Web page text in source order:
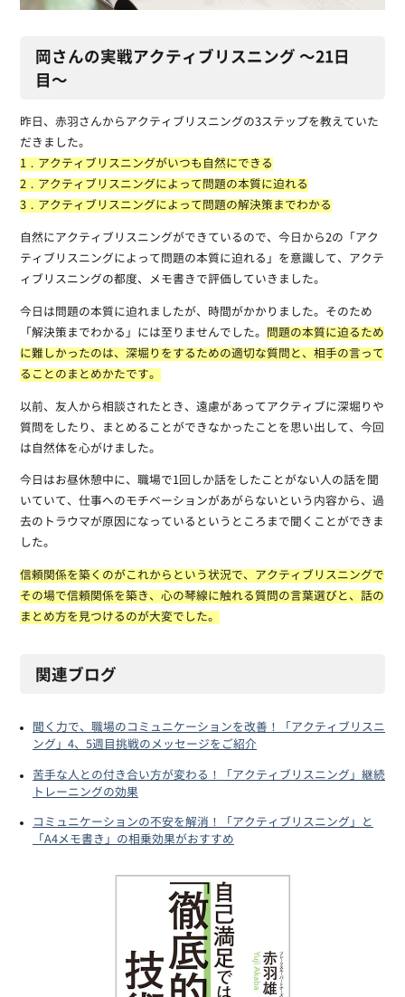
岡さんの実戦アクティブリスニング 〜21日
目〜
昨日、赤羽さんからアクティブリスニングの3ステップを教えていた
だきました。
1．アクティブリスニングがいつも自然にできる
2．アクティブリスニングによって問題の本質に迫れる
3．アクティブリスニングによって問題の解決策までわかる
自然にアクティブリスニングができているので、今日から2の「アク
ティブリスニングによって問題の本質に迫れる」を意識して、アクテ
ィブリスニングの都度、メモ書きで評価していきました。
今日は問題の本質に迫れましたが、時間がかかりました。そのため
「解決策までわかる」には至りませんでした。
問題の本質に迫るため
に難しかったのは、深堀りをするための適切な質問と、相手の言って
ることのまとめかたです。
以前、友人から相談されたとき、遠慮があってアクティブに深堀りや
質問をしたり、まとめることができなかったことを思い出して、今回
は自然体を心がけました。
今日はお昼休憩中に、職場で1回しか話をしたことがない人の話を聞
いていて、仕事へのモチベーションがあがらないという内容から、過
去のトラウマが原因になっているというところまで聞くことができま
した。
信頼関係を築くのがこれからという状況で、アクティブリスニングで
その場で信頼関係を築き、心の琴線に触れる質問の言葉選びと、話の
まとめ方を見つけるのが大変でした。
関連ブログ
聞く力で、職場のコミュニケーションを改善！「アクティブリスニ
ング」4、5週目挑戦のメッセージをご紹介
苦手な人との付き合い方が変わる！「アクティブリスニング」継続
トレーニングの効果
コミュニケーションの不安を解消！「アクティブリスニング」と
「A4メモ書き」の相乗効果がおすすめ